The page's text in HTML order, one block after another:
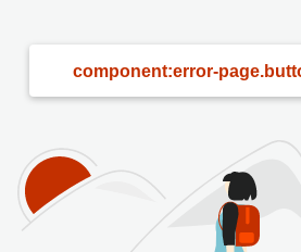
component:error-